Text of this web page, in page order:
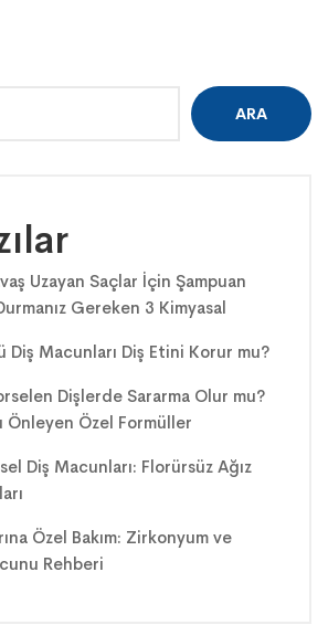
ARA
Uzayan Saçlar İçin Şampuan
Gereken 3 Kimyasal
Diş Macunları Diş Etini Korur mu?
Dişlerde Sararma Olur mu?
Önleyen Özel Formüller
Diş Macunları: Florürsüz Ağız
Özel Bakım: Zirkonyum ve
Rehberi